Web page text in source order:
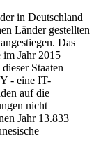
in Deutschland
Länder gestellten
Das
Jahr 2015
Staaten
- eine IT-
auf die
nicht
Jahr 13.833